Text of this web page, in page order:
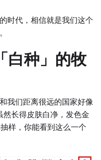
时代，相信就是我们这个
白种」的牧
我们距离很远的国家好像
长得皮肤白净，发色金
样，你能看到这么一个